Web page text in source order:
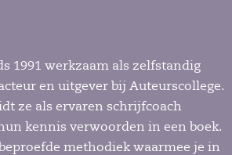
1991 werkzaam als zelfstandig
en uitgever bij Auteurscollege.
ze als ervaren schrijfcoach
kennis verwoorden in een boek.
methodiek waarmee je in